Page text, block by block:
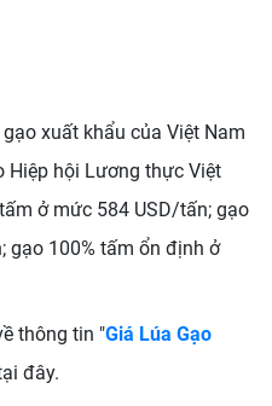
xuất khẩu của Việt Nam
Hiệp hội Lương thực Việt
ở mức 584 USD/tấn; gạo
gạo 100% tấm ổn định ở
thông tin "Giá Lúa Gạo
đây.